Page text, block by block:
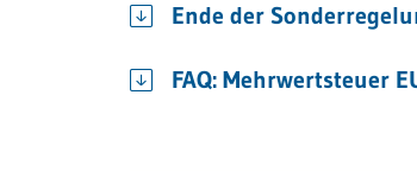
Ende der
FAQ: Mehrwertsteuer